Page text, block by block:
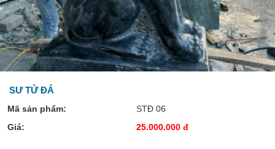
SƯ TỬ ĐÁ
Mã sản phẩm:
STĐ 06
Giá:
25.000.000 đ